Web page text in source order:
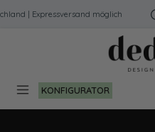
Zum Hauptinhalt springen
| Expressversand möglich
KONFIGURATOR